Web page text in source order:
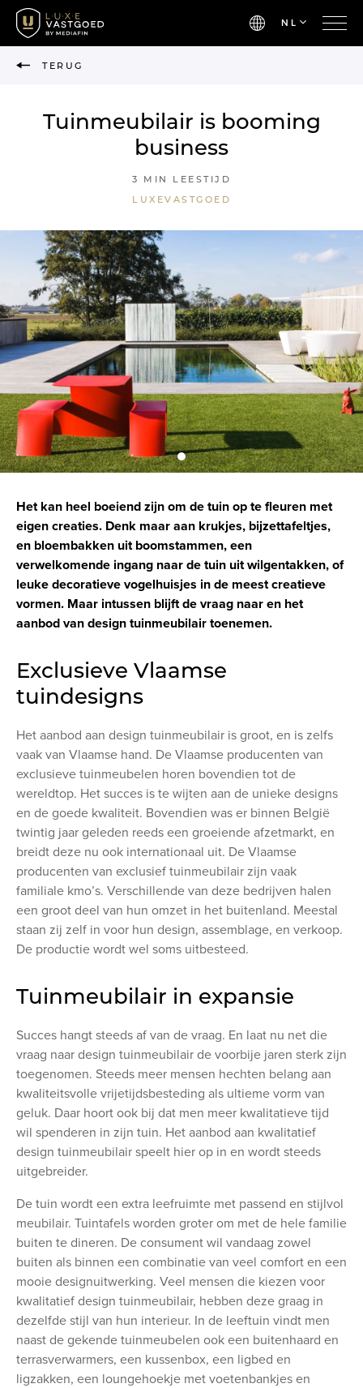
NL
TERUG
Tuinmeubilair is booming
business
3 MIN LEESTIJD
LUXEVASTGOED
Het kan heel boeiend zijn om de tuin op te fleuren met
eigen creaties. Denk maar aan krukjes, bijzettafeltjes,
en bloembakken uit boomstammen, een
verwelkomende ingang naar de tuin uit wilgentakken, of
leuke decoratieve vogelhuisjes in de meest creatieve
vormen. Maar intussen blijft de vraag naar en het
aanbod van design tuinmeubilair toenemen.
Exclusieve Vlaamse
tuindesigns
Het aanbod aan design tuinmeubilair is groot, en is zelfs
vaak van Vlaamse hand. De Vlaamse producenten van
exclusieve tuinmeubelen horen bovendien tot de
wereldtop. Het succes is te wijten aan de unieke designs
en de goede kwaliteit. Bovendien was er binnen België
twintig jaar geleden reeds een groeiende afzetmarkt, en
breidt deze nu ook internationaal uit. De Vlaamse
producenten van exclusief tuinmeubilair zijn vaak
familiale kmo’s. Verschillende van deze bedrijven halen
een groot deel van hun omzet in het buitenland. Meestal
staan zij zelf in voor hun design, assemblage, en verkoop.
De productie wordt wel soms uitbesteed.
Tuinmeubilair in expansie
Succes hangt steeds af van de vraag. En laat nu net die
vraag naar design tuinmeubilair de voorbije jaren sterk zijn
toegenomen. Steeds meer mensen hechten belang aan
kwaliteitsvolle vrijetijdsbesteding als ultieme vorm van
geluk. Daar hoort ook bij dat men meer kwalitatieve tijd
wil spenderen in zijn tuin. Het aanbod aan kwalitatief
design tuinmeubilair speelt hier op in en wordt steeds
uitgebreider.
De tuin wordt een extra leefruimte met passend en stijlvol
meubilair. Tuintafels worden groter om met de hele familie
buiten te dineren. De consument wil vandaag zowel
buiten als binnen een combinatie van veel comfort en een
mooie designuitwerking. Veel mensen die kiezen voor
kwalitatief design tuinmeubilair, hebben deze graag in
dezelfde stijl van hun interieur. In de leeftuin vindt men
naast de gekende tuinmeubelen ook een buitenhaard en
terrasverwarmers, een kussenbox, een ligbed en
ligzakken, een loungehoekje met voetenbankjes en